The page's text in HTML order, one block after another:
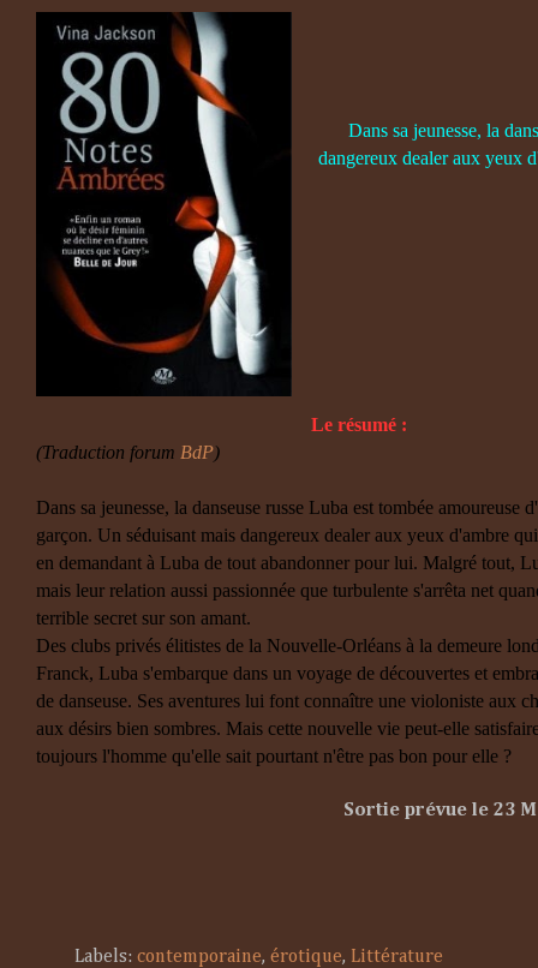
Dans sa jeunesse, la
dangereux dealer aux yeux
Le résumé :
(Traduction forum BdP)
Dans sa jeunesse, la danseuse russe Luba est tombée amoureuse
garçon. Un séduisant mais dangereux dealer aux yeux d'ambre
en demandant à Luba de tout abandonner pour lui. Malgré tout,
mais leur relation aussi passionnée que turbulente s'arrêta net
terrible secret sur son amant.
Des clubs privés élitistes de la Nouvelle-Orléans à la demeure
Franck, Luba s'embarque dans un voyage de découvertes et
de danseuse. Ses aventures lui font connaître une violoniste aux
aux désirs bien sombres. Mais cette nouvelle vie peut-elle
toujours l'homme qu'elle sait pourtant n'être pas bon pour elle ?
Sortie prévue le 23
Labels: contemporaine, érotique, Littérature